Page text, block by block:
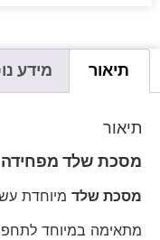
תיאור מידע
תיאור
מסכת שלד מפחידה
מסכת שלד מיוחדת
מתאימה במיוחד